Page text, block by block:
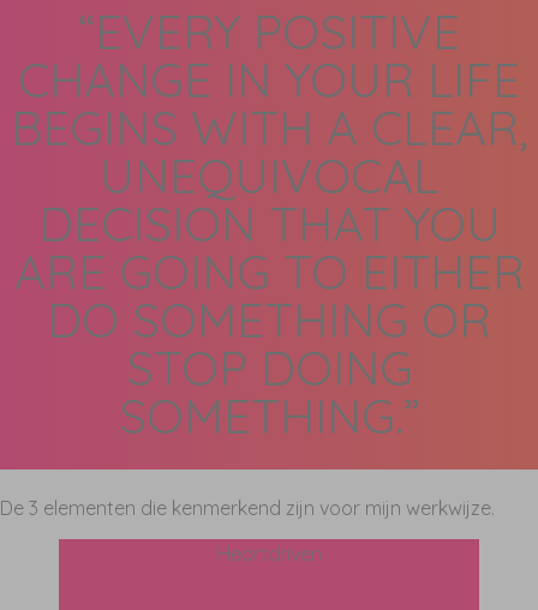
“EVERY POSITIVE
CHANGE IN YOUR LIFE
BEGINS WITH A CLEAR,
UNEQUIVOCAL
DECISION THAT YOU
ARE GOING TO EITHER
DO SOMETHING OR
STOP DOING
SOMETHING.”
De 3 elementen die kenmerkend zijn voor mijn werkwijze.
Heartdriven